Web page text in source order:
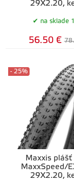
29X2.20,
na sklade
56.50 €
Maxxis plášť
MaxxSpeed/
29X2.20,
- 25%